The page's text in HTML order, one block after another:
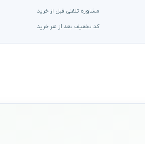
مشاوره تلفنی قبل از خرید
کد تخفیف بعد از هر خرید